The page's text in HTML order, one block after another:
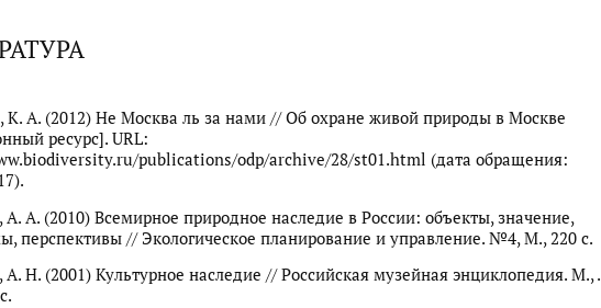
К. А. (2012) Не Москва ль за нами // Об охране живой природы в Москве
ресурс]. URL:
publications/odp/archive/28/st01.html (дата обращения:
А. А. (2010) Всемирное природное наследие в России: объекты, значение,
перспективы // Экологическое планирование и управление. №4, М., 220 с.
А. Н. (2001) Культурное наследие // Российская музейная энциклопедия. М., .